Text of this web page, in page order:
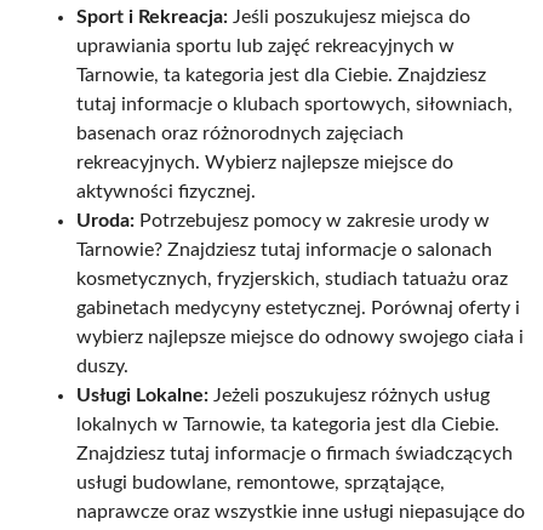
Sport i Rekreacja: Jeśli poszukujesz miejsca do
uprawiania sportu lub zajęć rekreacyjnych w
Tarnowie, ta kategoria jest dla Ciebie. Znajdziesz
tutaj informacje o klubach sportowych, siłowniach,
basenach oraz różnorodnych zajęciach
rekreacyjnych. Wybierz najlepsze miejsce do
aktywności fizycznej.
Uroda: Potrzebujesz pomocy w zakresie urody w
Tarnowie? Znajdziesz tutaj informacje o salonach
kosmetycznych, fryzjerskich, studiach tatuażu oraz
gabinetach medycyny estetycznej. Porównaj oferty i
wybierz najlepsze miejsce do odnowy swojego ciała i
duszy.
Usługi Lokalne: Jeżeli poszukujesz różnych usług
lokalnych w Tarnowie, ta kategoria jest dla Ciebie.
Znajdziesz tutaj informacje o firmach świadczących
usługi budowlane, remontowe, sprzątające,
naprawcze oraz wszystkie inne usługi niepasujące do